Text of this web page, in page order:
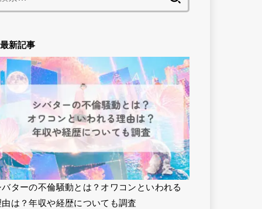
最新記事
バターの不倫騒動とは？オワコンといわれる
由は？年収や経歴についても調査